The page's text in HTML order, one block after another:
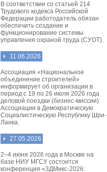
В соответствии со статьей 214
Трудового кодекса Российской
Федерации работодатель обязан
обеспечить создание и
функционирование системы
управления охраной труда (СУОТ).
11.06.2026
Ассоциация «Национальное
объединение строителей»
информирует об организации в
период с 19 по 26 июля 2026 года
деловой поездки (бизнес-миссии)
Ассоциации в Демократическую
Социалистическую Республику Шри-
Ланка.
27.05.2026
2–4 июня 2026 года в Москве на
базе НИУ МГСУ состоится
конференция «3ДМикс-2026: